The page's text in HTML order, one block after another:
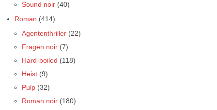
Sound noir (40)
Roman (414)
Agententhriller (22)
Fragen noir (7)
Hard-boiled (118)
Heist (9)
Pulp (32)
Roman noir (180)